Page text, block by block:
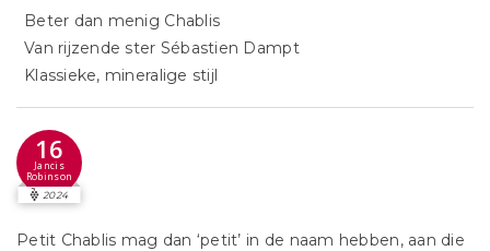
Beter dan menig Chablis
Van rijzende ster Sébastien Dampt
Klassieke, mineralige stijl
16
Jancis
Robinson
2024
Petit Chablis mag dan ‘petit’ in de naam hebben, aan die